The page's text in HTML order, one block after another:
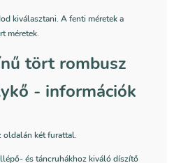
kiválasztani. A fenti méretek a
méretek.
tört rombusz
- információk
oldalán két furattal.
és táncruhákhoz kiváló díszítő